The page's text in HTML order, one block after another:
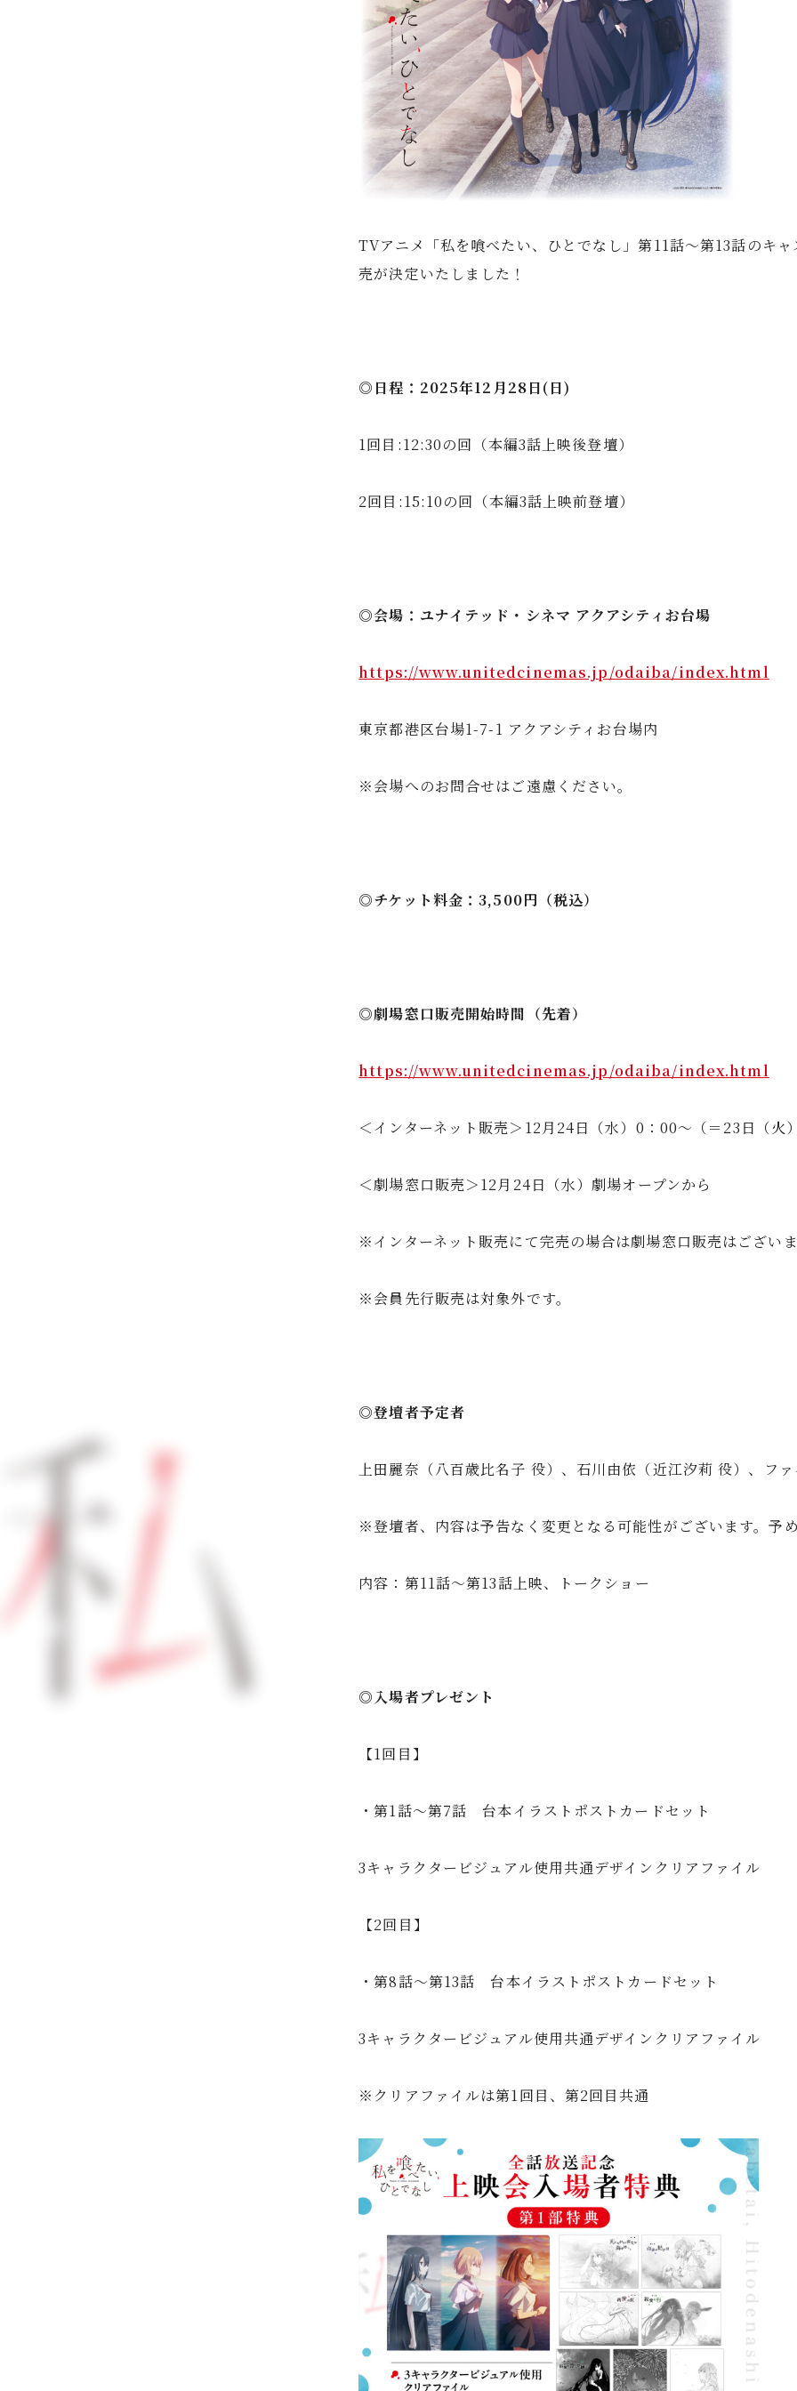
TVアニメ「私を喰べたい、ひとでなし」第11話～第13話のキ
売が決定いたしました！
◎日程：2025年12月28日(日)
1回目:12:30の回（本編3話上映後登壇）
2回目:15:10の回（本編3話上映前登壇）
◎会場：ユナイテッド・シネマ アクアシティお台場
https://www.unitedcinemas.jp/odaiba/index.html
東京都港区台場1-7-1 アクアシティお台場内
※会場へのお問合せはご遠慮ください。
◎チケット料金：3,500円（税込）
◎劇場窓口販売開始時間（先着）
https://www.unitedcinemas.jp/odaiba/index.html
＜インターネット販売＞12月24日（水）0：00～（＝23日（火
＜劇場窓口販売＞12月24日（水）劇場オープンから
※インターネット販売にて完売の場合は劇場窓口販売はございま
※会員先行販売は対象外です。
◎登壇者予定者
上田麗奈（八百歳比名子 役）、石川由依（近江汐莉 役）、ファ
※登壇者、内容は予告なく変更となる可能性がございます。予め
内容：第11話～第13話上映、トークショー
◎入場者プレゼント
【1回目】
・第1話～第7話 台本イラストポストカードセット
3キャラクタービジュアル使用共通デザインクリアファイル
【2回目】
・第8話～第13話 台本イラストポストカードセット
3キャラクタービジュアル使用共通デザインクリアファイル
※クリアファイルは第1回目、第2回目共通